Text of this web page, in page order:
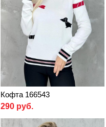
Кофта 166543
290 руб.